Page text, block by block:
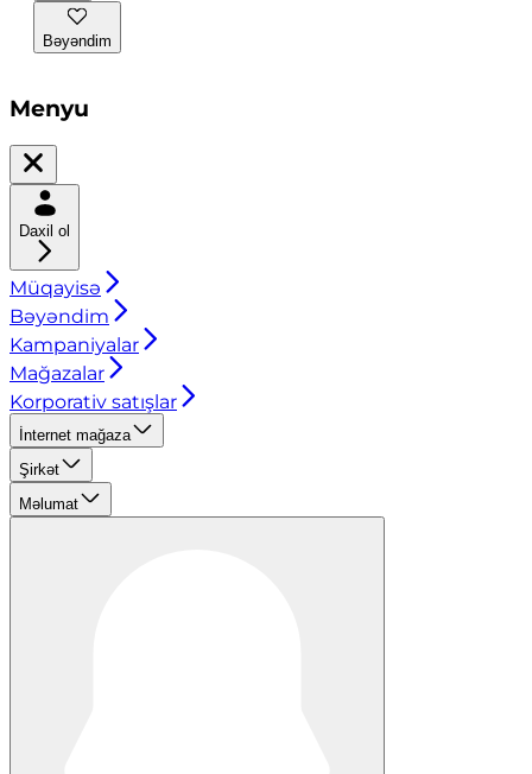
Bəyəndim
Menyu
Daxil ol
Müqayisə
Bəyəndim
Kampaniyalar
Mağazalar
Korporativ satışlar
İnternet mağaza
Şirkət
Məlumat